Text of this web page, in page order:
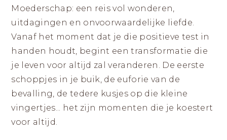
FOTOGRAFIE
|
ZUID-
LIMBURG
|
LANDGRAAF
VROUWEN
DIE
ÉCHT
HERKENNEN
FOTO’S
MET
AANDACHT
VOOR
ZELFVERTROUWEN
EN
ZICHTBAAR
DURVEN
ZIJN
Moederschap: een reis vol wonderen,
uitdagingen en onvoorwaardelijke liefde.
Vanaf het moment dat je die positieve test in
handen houdt, begint een transformatie die
je leven voor altijd zal veranderen. De eerste
schoppjes in je buik, de euforie van de
bevalling, de tedere kusjes op die kleine
vingertjes... het zijn momenten die je koestert
voor altijd.